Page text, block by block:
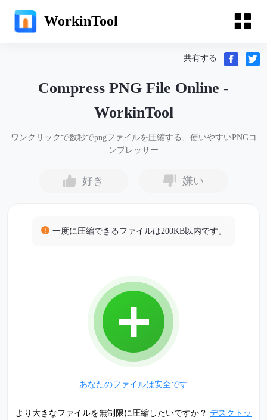
WorkinTool
共有する
Compress PNG File Online -
WorkinTool
ワンクリックで数秒でpngファイルを圧縮する、使いやすいPNGコ
ンプレッサー
好き 嫌い
一度に圧縮できるファイルは200KB以内です。
あなたのファイルは安全です
より大きなファイルを無制限に圧縮したいですか？ デスクトッ